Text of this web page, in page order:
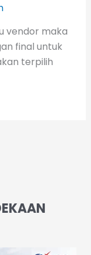
vendor maka
final untuk
terpilih